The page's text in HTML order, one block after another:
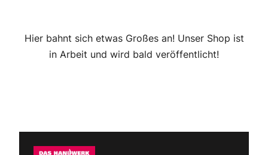
Hier bahnt sich etwas Großes an! Unser Shop ist
in Arbeit und wird bald veröffentlicht!